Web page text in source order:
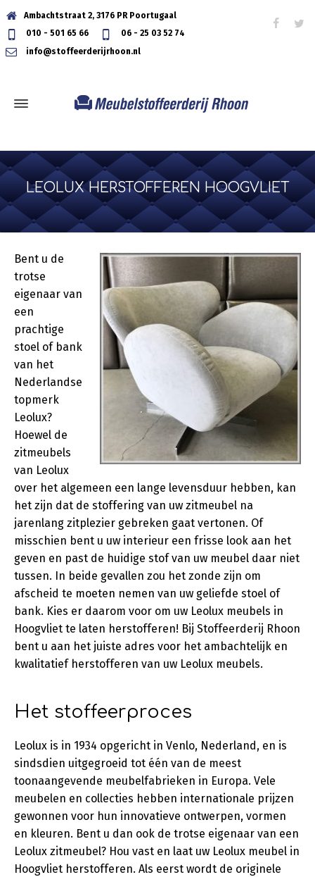
Ambachtstraat 2, 3176 PR Poortugaal
010 - 501 65 66
06 - 25 03 52 74
info@stoffeerderijrhoon.nl
LEOLUX HERSTOFFEREN HOOGVLIET
Bent u de
trotse
eigenaar van
een
prachtige
stoel of bank
van het
Nederlandse
topmerk
Leolux?
Hoewel de
zitmeubels
van Leolux
over het algemeen een lange levensduur hebben, kan
het zijn dat de stoffering van uw zitmeubel na
jarenlang zitplezier gebreken gaat vertonen. Of
misschien bent u uw interieur een frisse look aan het
geven en past de huidige stof van uw meubel daar niet
tussen. In beide gevallen zou het zonde zijn om
afscheid te moeten nemen van uw geliefde stoel of
bank. Kies er daarom voor om uw Leolux meubels in
Hoogvliet te laten herstofferen! Bij Stoffeerderij Rhoon
bent u aan het juiste adres voor het ambachtelijk en
kwalitatief herstofferen van uw Leolux meubels.
Het stoffeerproces
Leolux is in 1934 opgericht in Venlo, Nederland, en is
sindsdien uitgegroeid tot één van de meest
toonaangevende meubelfabrieken in Europa. Vele
meubelen en collecties hebben internationale prijzen
gewonnen voor hun innovatieve ontwerpen, vormen
en kleuren. Bent u dan ook de trotse eigenaar van een
Leolux zitmeubel? Hou vast en laat uw Leolux meubel in
Hoogvliet herstofferen. Als eerst wordt de originele